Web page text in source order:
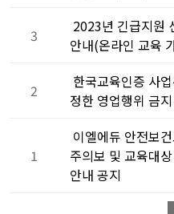
3
2023년 긴급지원
안내(온라인 교육
2
한국교육인증 사
정한 영업행위 금
1
이엘에듀 안전보
주의보 및 교육대
안내 공지